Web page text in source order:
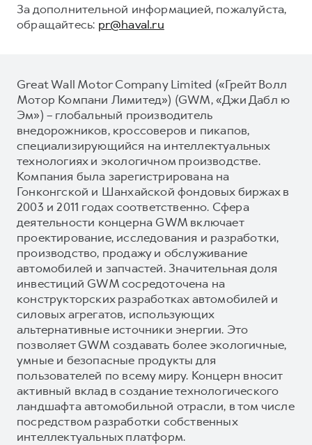
За дополнительной информацией, пожалуйста,
обращайтесь: pr@haval.ru
Great Wall Motor Company Limited («Грейт Волл
Мотор Компани Лимитед») (GWM, «Джи Дабл ю
Эм») – глобальный производитель
внедорожников, кроссоверов и пикапов,
специализирующийся на интеллектуальных
технологиях и экологичном производстве.
Компания была зарегистрирована на
Гонконгской и Шанхайской фондовых биржах в
2003 и 2011 годах соответственно. Сфера
деятельности концерна GWM включает
проектирование, исследования и разработки,
производство, продажу и обслуживание
автомобилей и запчастей. Значительная доля
инвестиций GWM сосредоточена на
конструкторских разработках автомобилей и
силовых агрегатов, использующих
альтернативные источники энергии. Это
позволяет GWM создавать более экологичные,
умные и безопасные продукты для
пользователей по всему миру. Концерн вносит
активный вклад в создание технологического
ландшафта автомобильной отрасли, в том числе
посредством разработки собственных
интеллектуальных платформ.